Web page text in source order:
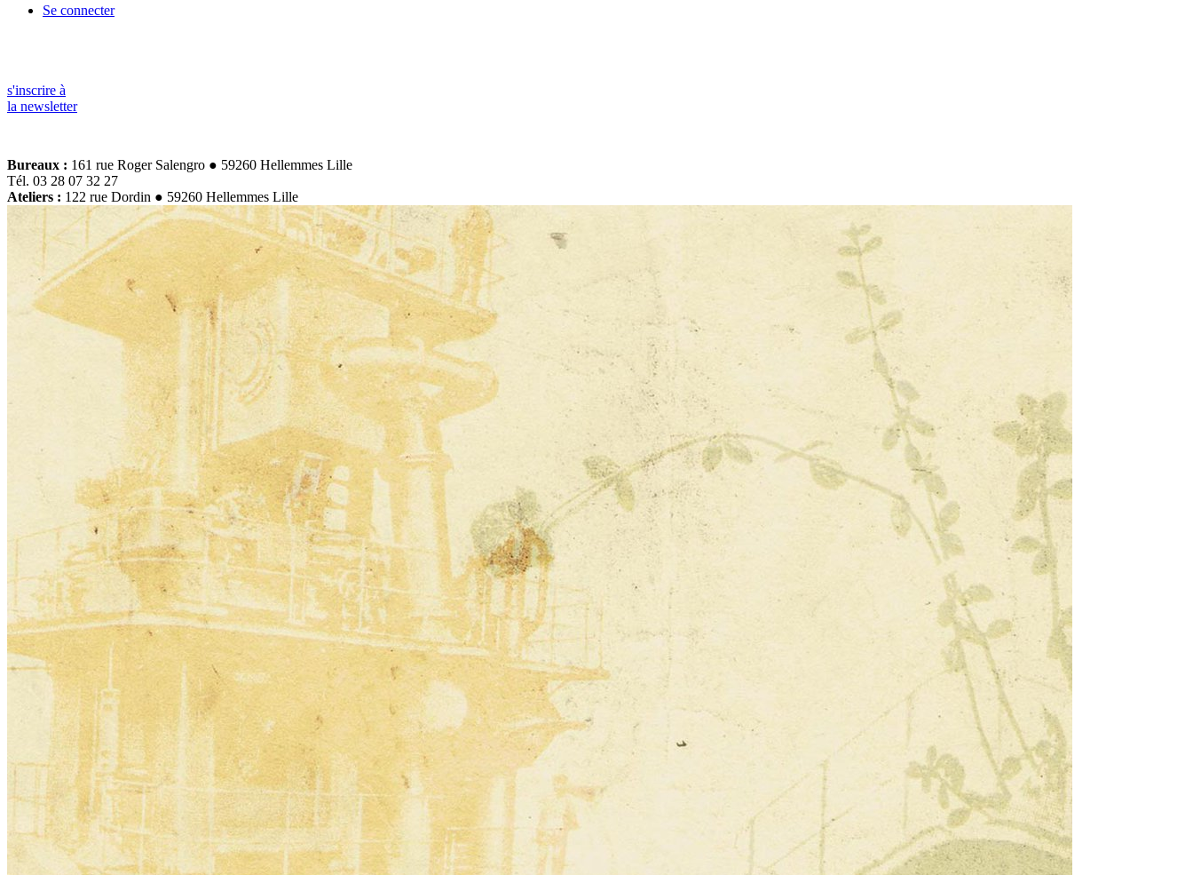
Se connecter
s'inscrire à
la newsletter
Bureaux : 161 rue Roger Salengro ● 59260 Hellemmes Lille
Tél. 03 28 07 32 27
Ateliers : 122 rue Dordin ● 59260 Hellemmes Lille